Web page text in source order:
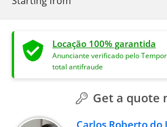
Locação 100% garantida
Anunciante verificado pelo
total antifraude
Get a quote
Carlos Roberto do